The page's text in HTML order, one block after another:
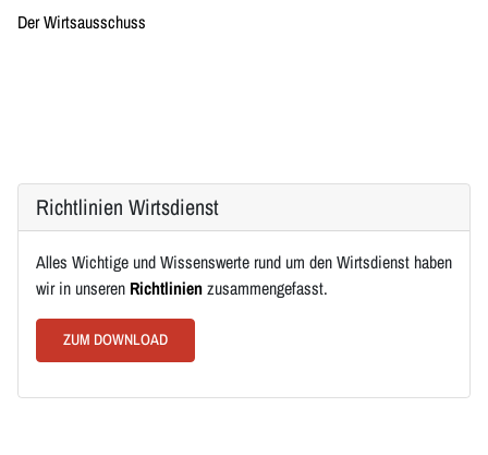
Der Wirtsausschuss
Richtlinien Wirtsdienst
Alles Wichtige und Wissenswerte rund um den Wirtsdienst haben
wir in unseren Richtlinienzusammengefasst.
ZUM DOWNLOAD